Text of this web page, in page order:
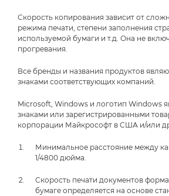
Скорость копирования зависит от
режима печати, степени заполнения
используемой бумаги и т.д. Она не
прогревания.
Все бренды и названия продуктов
знаками соответствующих компаний.
Microsoft, Windows и логотип Windows
знаками или зарегистрированными
корпорации Майкрософт в США и/или
Минимальное расстояние между
1/4800 дюйма.
Скорость печати документов
бумаге определяется на основе